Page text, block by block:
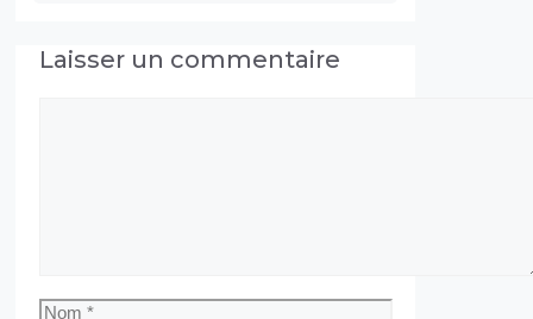
Laisser un commentaire
Nom